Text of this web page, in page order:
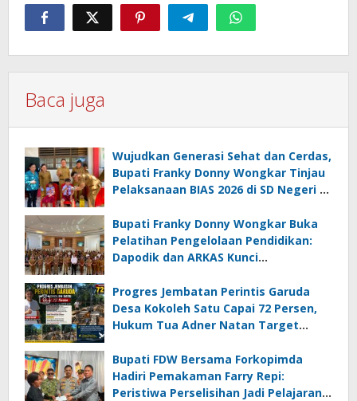
Baca juga
Wujudkan Generasi Sehat dan Cerdas,
Bupati Franky Donny Wongkar Tinjau
Pelaksanaan BIAS 2026 di SD Negeri 2
Bupati Franky Donny Wongkar Buka
Pelatihan Pengelolaan Pendidikan:
Dapodik dan ARKAS Kunci
Minahasa Selatan
Progres Jembatan Perintis Garuda
Desa Kokoleh Satu Capai 72 Persen,
Hukum Tua Adner Natan Target
Bupati FDW Bersama Forkopimda
Hadiri Pemakaman Farry Repi:
Peristiwa Perselisihan Jadi Pelajaran,